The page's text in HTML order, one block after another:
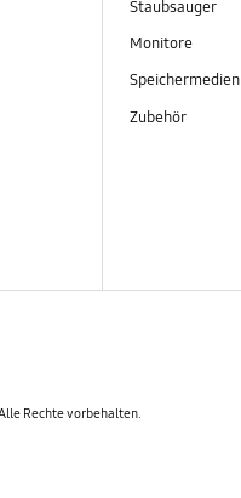
Staubsauger
Monitore
Speichermedien
Zubehör
Rechte vorbehalten.